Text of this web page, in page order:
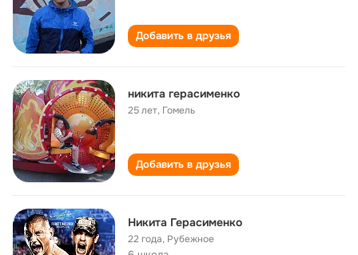
Добавить в друзья
никита герасименко
25 лет, Гомель
Добавить в друзья
Никита Герасименко
22 года, Рубежное